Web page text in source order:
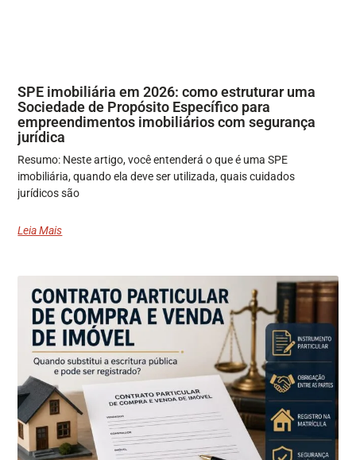
SPE imobiliária em 2026: como estruturar uma
Sociedade de Propósito Específico para
empreendimentos imobiliários com segurança
jurídica
Resumo: Neste artigo, você entenderá o que é uma SPE
imobiliária, quando ela deve ser utilizada, quais cuidados
jurídicos são
Leia Mais